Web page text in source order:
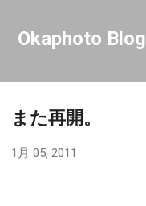
Okaphoto Blog
また再開。
1月 05, 2011